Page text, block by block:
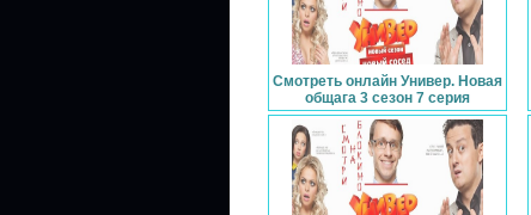
Смотреть онлайн Универ. Новая
общага 3 сезон 7 серия